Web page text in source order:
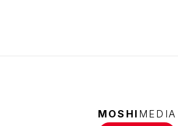
MOSHI MEDIA